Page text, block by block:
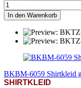
In den Warenkorb
BKBM-6059 Shirtkleid
SHIRTKLEID